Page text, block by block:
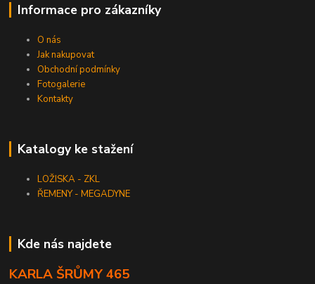
Informace pro zákazníky
O nás
Jak nakupovat
Obchodní podmínky
Fotogalerie
Kontakty
Katalogy ke stažení
LOŽISKA - ZKL
ŘEMENY - MEGADYNE
Kde nás najdete
KARLA ŠRŮMY 465